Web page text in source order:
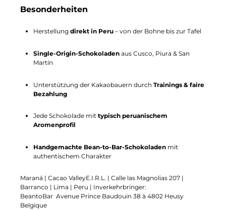
Besonderheiten
Herstellung direkt in Peru– von der Bohne bis zur Tafel
Single-Origin-Schokoladenaus Cusco, Piura & San
Martín
Unterstützung der Kakaobauern durch Trainings & faire
Bezahlung
Jede Schokolade mit typisch peruanischem
Aromenprofil
Handgemachte Bean-to-Bar-Schokoladenmit
authentischem Charakter
Maraná | Cacao ValleyE.I.R.L. | Calle las Magnolias 207 |
Barranco | Lima | Peru | Inverkehrbringer:
BeantoBar Avenue Prince Baudouin 38 à 4802 Heusy
Belgique